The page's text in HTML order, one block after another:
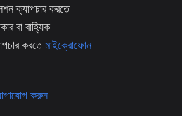
ক্যাপচার করতে
বা বাহ্যিক
করতেমাইক্রোফোন
করুন